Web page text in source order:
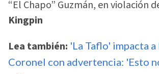
“El Chapo” Guzmán, en violación
Kingpin
Lea también: 'La Taflo' impacta a
Coronel con advertencia: 'Esto